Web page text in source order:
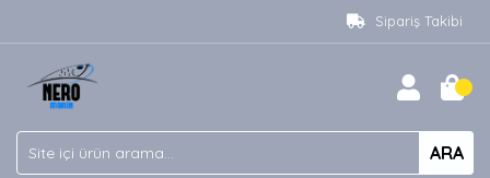
Sipariş Takibi
ARA